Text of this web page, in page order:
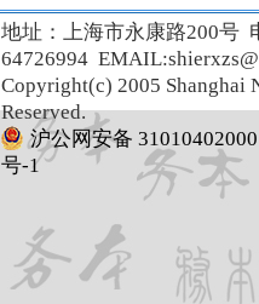
地址：上海市永康路200号
64726994
Copyright(c) 2005 Shanghai
Reserved.
沪公网安备
号-1